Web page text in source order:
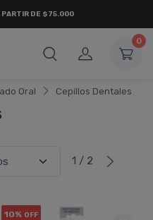
PARTIR DE $75.000
0
Oral Cepillos Dentales
1 / 2
10% OFF